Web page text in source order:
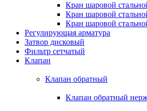
Кран шаровой
Кран шаровой
Кран шаровой
Регулирующая арматура
Затвор дисковый
Фильтр сетчатый
Клапан
Клапан обратный
Клапан обратный